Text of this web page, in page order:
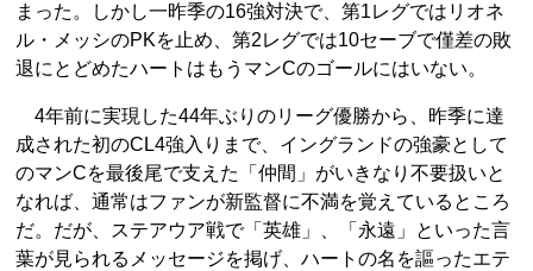
まった。しかし一昨季の16強対決で、第1レグではリオネ
ル・メッシのPKを止め、第2レグでは10セーブで僅差の敗
退にとどめたハートはもうマンCのゴールにはいない。
4年前に実現した44年ぶりのリーグ優勝から、昨季に達
成された初のCL4強入りまで、イングランドの強豪として
のマンCを最後尾で支えた「仲間」がいきなり不要扱いと
なれば、通常はファンが新監督に不満を覚えているところ
だ。だが、ステアウア戦で「英雄」、「永遠」といった言
葉が見られるメッセージを掲げ、ハートの名を謳ったエテ